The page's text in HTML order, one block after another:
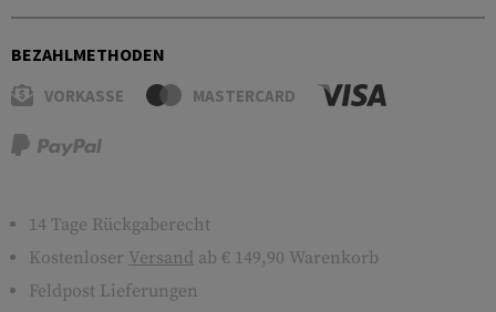
BEZAHLMETHODEN
VORKASSE MASTERCARD
14 Tage Rückgaberecht
Kostenloser Versand ab € 149,90 Warenkorb
Feldpost Lieferungen